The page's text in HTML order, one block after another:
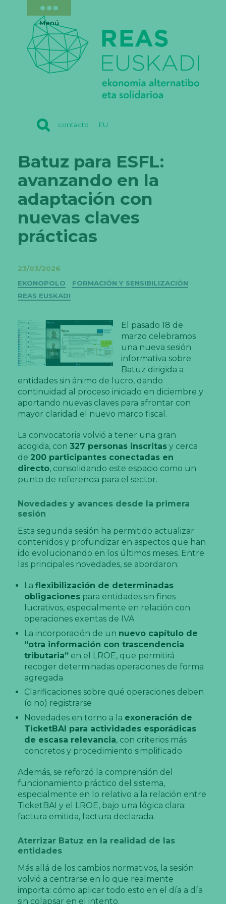
contacto EU
Menú
Batuz para ESFL:
avanzando en la
adaptación con
nuevas claves
prácticas
23/03/2026
Categorías
EKONOPOLO
FORMACIÓN Y SENSIBILIZACIÓN
REAS EUSKADI
El pasado 18 de
marzo celebramos
una nueva sesión
informativa sobre
Batuz dirigida a
entidades sin ánimo de lucro, dando
continuidad al proceso iniciado en diciembre y
aportando nuevas claves para afrontar con
mayor claridad el nuevo marco fiscal.
La convocatoria volvió a tener una gran
acogida, con 327 personas inscritasy cerca
de 200 participantes conectadas en
directo, consolidando este espacio como un
punto de referencia para el sector.
Novedades y avances desde la primera
sesión
Esta segunda sesión ha permitido actualizar
contenidos y profundizar en aspectos que han
ido evolucionando en los últimos meses. Entre
las principales novedades, se abordaron:
Laflexibilización de determinadas
obligaciones para entidades sin fines
lucrativos, especialmente en relación con
operaciones exentas de IVA
La incorporación de un nuevo capítulo de
“otra información con trascendencia
tributaria” en el LROE, que permitirá
recoger determinadas operaciones de forma
agregada
Clarificaciones sobre qué operaciones deben
(o no) registrarse
Novedades en torno a la exoneración de
TicketBAI para actividades esporádicas
de escasa relevancia, con criterios más
concretos y procedimiento simplificado
Además, se reforzó la comprensión del
funcionamiento práctico del sistema,
especialmente en lo relativo a la relación entre
TicketBAI y el LROE, bajo una lógica clara:
factura emitida, factura declarada.
Aterrizar Batuz en la realidad de las
entidades
Más allá de los cambios normativos, la sesión
volvió a centrarse en lo que realmente
importa: cómo aplicar todo esto en el día a día
sin colapsar en el intento.